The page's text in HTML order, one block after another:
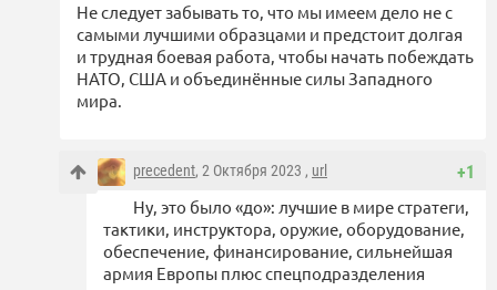
Не следует забывать то, что мы имеем дело не с
самыми лучшими образцами и предстоит долгая
и трудная боевая работа, чтобы начать побеждать
НАТО, США и объединённые силы Западного
мира.
+1
precedent, 2 Октября 2023 , url
Ну, это было «до»: лучшие в мире стратеги,
тактики, инструктора, оружие, оборудование,
обеспечение, финансирование, сильнейшая
армия Европы плюс спецподразделения